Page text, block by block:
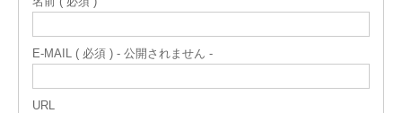
E-MAIL ( 必須 ) - 公開されません -
URL